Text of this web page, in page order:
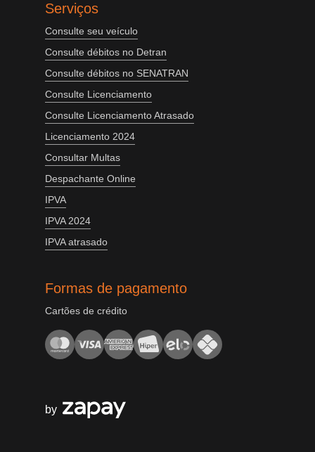
Serviços
Consulte seu veículo
Consulte débitos no Detran
Consulte débitos no SENATRAN
Consulte Licenciamento
Consulte Licenciamento Atrasado
Licenciamento 2024
Consultar Multas
Despachante Online
IPVA
IPVA 2024
IPVA atrasado
Formas de pagamento
Cartões de crédito
by